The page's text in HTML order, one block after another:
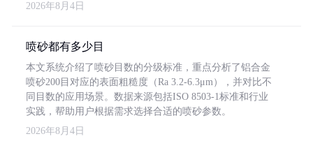
2026年8月4日
喷砂都有多少目
本文系统介绍了喷砂目数的分级标准，重点分析了铝合金
喷砂200目对应的表面粗糙度（Ra 3.2-6.3μm），并对比不
同目数的应用场景。数据来源包括ISO 8503-1标准和行业
实践，帮助用户根据需求选择合适的喷砂参数。
2026年8月4日